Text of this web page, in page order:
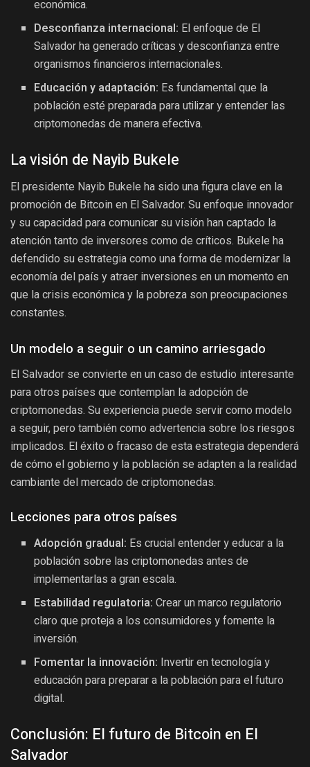
económica.
Desconfianza internacional: El enfoque de El
Salvador ha generado críticas y desconfianza entre
organismos financieros internacionales.
Educación y adaptación: Es fundamental que la
población esté preparada para utilizar y entender las
criptomonedas de manera efectiva.
La visión de Nayib Bukele
El presidente Nayib Bukele ha sido una figura clave en la
promoción de Bitcoin en El Salvador. Su enfoque innovador
y su capacidad para comunicar su visión han captado la
atención tanto de inversores como de críticos. Bukele ha
defendido su estrategia como una forma de modernizar la
economía del país y atraer inversiones en un momento en
que la crisis económica y la pobreza son preocupaciones
constantes.
Un modelo a seguir o un camino arriesgado
El Salvador se convierte en un caso de estudio interesante
para otros países que contemplan la adopción de
criptomonedas. Su experiencia puede servir como modelo
a seguir, pero también como advertencia sobre los riesgos
implicados. El éxito o fracaso de esta estrategia dependerá
de cómo el gobierno y la población se adapten a la realidad
cambiante del mercado de criptomonedas.
Lecciones para otros países
Adopción gradual: Es crucial entender y educar a la
población sobre las criptomonedas antes de
implementarlas a gran escala.
Estabilidad regulatoria: Crear un marco regulatorio
claro que proteja a los consumidores y fomente la
inversión.
Fomentar la innovación: Invertir en tecnología y
educación para preparar a la población para el futuro
digital.
Conclusión: El futuro de Bitcoin en El
Salvador